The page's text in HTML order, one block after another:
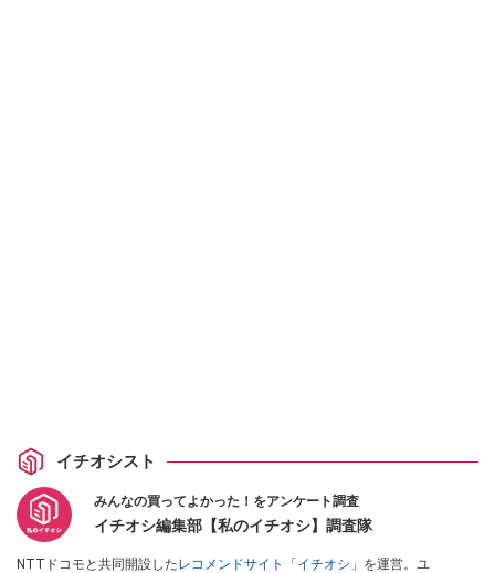
イチオシスト
みんなの買ってよかった！をアンケート調査
イチオシ編集部【私のイチオシ】調査隊
NTTドコモと共同開設したレコメンドサイト「イチオシ」 を運営。ユ